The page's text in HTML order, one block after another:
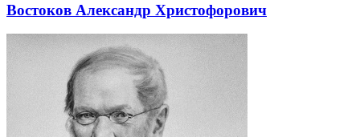
Востоков Александр Христофорович